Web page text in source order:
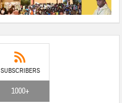
SUBSCRIBERS
1000+